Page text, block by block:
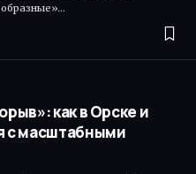
как в Орске и
с масштабными